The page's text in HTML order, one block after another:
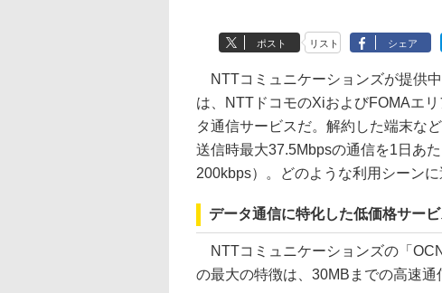
ポスト リスト シェア
NTTコミュニケーションズが提供
は、NTTドコモのXiおよびFOMAエ
タ通信サービスだ。解約した端末な
送信時最大37.5Mbpsの通信を1日あ
200kbps）。どのような利用シーン
データ通信に特化した低価格サービ
NTTコミュニケーションズの「
の最大の特徴は、30MBまでの高速通